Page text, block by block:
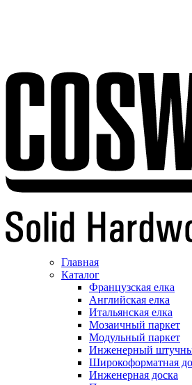
Главная
Каталог
Французская елка
Английская елка
Итальянская елка
Мозаичный паркет
Модульный паркет
Инженерный
Широкоформатная
Инженерная доска